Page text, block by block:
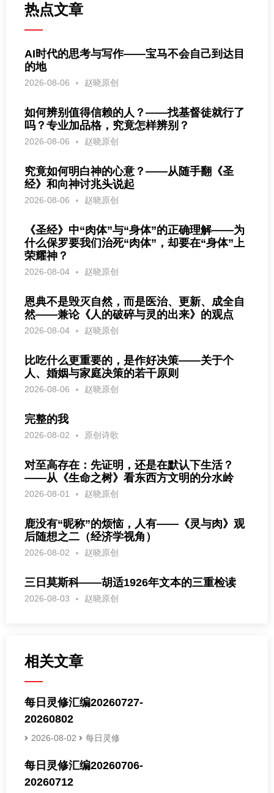
热点文章
AI时代的思考与写作——宝马不会自己到达目
的地
2026-08-06 赵晓原创
如何辨别值得信赖的人？——找基督徒就行了
吗？专业加品格，究竟怎样辨别？
2026-08-06 赵晓原创
究竟如何明白神的心意？——从随手翻《圣
经》和向神讨兆头说起
2026-08-06 赵晓原创
《圣经》中“肉体”与“身体”的正确理解——为
什么保罗要我们治死“肉体”，却要在“身体”上
荣耀神？
2026-08-04 赵晓原创
恩典不是毁灭自然，而是医治、更新、成全自
然——兼论《人的破碎与灵的出来》的观点
2026-08-04 赵晓原创
比吃什么更重要的，是作好决策——关于个
人、婚姻与家庭决策的若干原则
2026-08-06 赵晓原创
完整的我
2026-08-02 原创诗歌
对至高存在：先证明，还是在默认下生活？
——从《生命之树》看东西方文明的分水岭
2026-08-01 赵晓原创
鹿没有“昵称”的烦恼，人有——《灵与肉》观
后随想之二（经济学视角）
2026-08-02 赵晓原创
三日莫斯科——胡适1926年文本的三重检读
2026-08-03 赵晓原创
相关文章
每日灵修汇编20260727-
20260802
2026-08-02 每日灵修
每日灵修汇编20260706-
20260712